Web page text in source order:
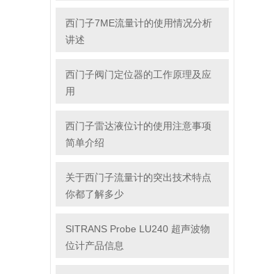
西门子7ME流量计的使用情况分析
讲述
西门子阀门定位器的工作原理及应
用
西门子雷达液位计的使用注意事项
简单介绍
关于西门子流量计的突出技术特点
你都了解多少
SITRANS Probe LU240 超声波物
位计产品信息